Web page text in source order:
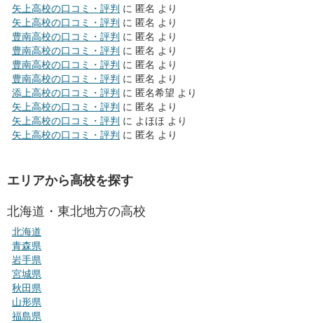
矢上高校の口コミ・評判 に 匿名 より
矢上高校の口コミ・評判 に 匿名 より
豊南高校の口コミ・評判 に 匿名 より
豊南高校の口コミ・評判 に 匿名 より
豊南高校の口コミ・評判 に 匿名 より
豊南高校の口コミ・評判 に 匿名 より
添上高校の口コミ・評判 に 匿名希望 より
矢上高校の口コミ・評判 に 匿名 より
矢上高校の口コミ・評判 に よほほ より
矢上高校の口コミ・評判 に 匿名 より
エリアから高校を探す
北海道・東北地方の高校
北海道
青森県
岩手県
宮城県
秋田県
山形県
福島県